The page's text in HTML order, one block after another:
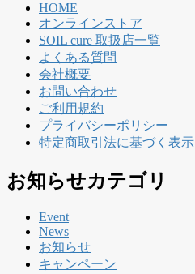
HOME
オンラインストア
SOIL cure 取扱店一覧
よくある質問
会社概要
お問い合わせ
ご利用規約
プライバシーポリシー
特定商取引法に基づく表示
お知らせカテゴリ
Event
News
お知らせ
キャンペーン